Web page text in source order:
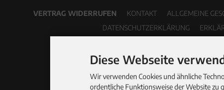
VERTRAG WIDERRUFEN KONTAKT ALLGEMEINE
DATENSCHUTZERKLÄRUNG
Diese Webseite
Wir verwenden Cookies und ähnliche
ordentliche Funktionsweise der Website zu